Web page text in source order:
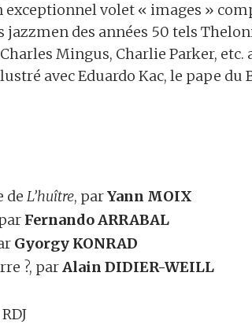
volet « images »
jazzmen des années 50 tels
Mingus, Charlie Parker, etc.
avec Eduardo Kac, le pape du
de L’huître, parYann MOIX
Fernando ARRABAL
Gyorgy KONRAD
?, parAlain DIDIER-WEILL